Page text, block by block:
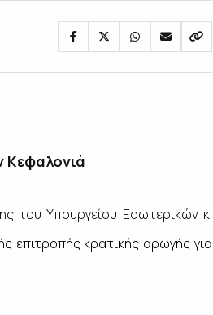
Κεφαλονιά
του Υπουργείου Εσωτερικών κ.
επιτροπής κρατικής αρωγής για